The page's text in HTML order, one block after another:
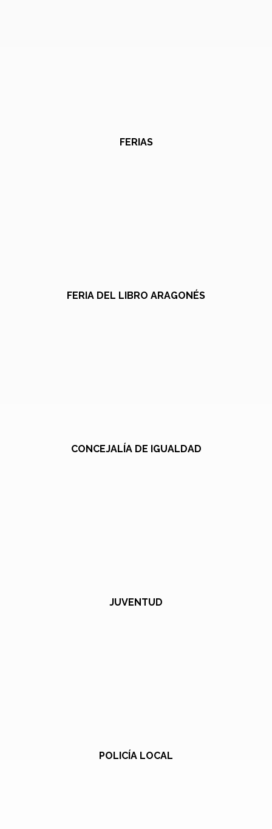
FERIAS
FERIA DEL LIBRO ARAGONÉS
CONCEJALÍA DE IGUALDAD
JUVENTUD
POLICÍA LOCAL